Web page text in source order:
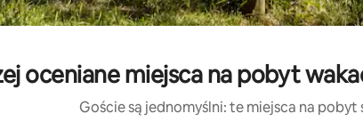
oceniane miejsca na pobyt
Goście są jednomyślni: te miejsca na